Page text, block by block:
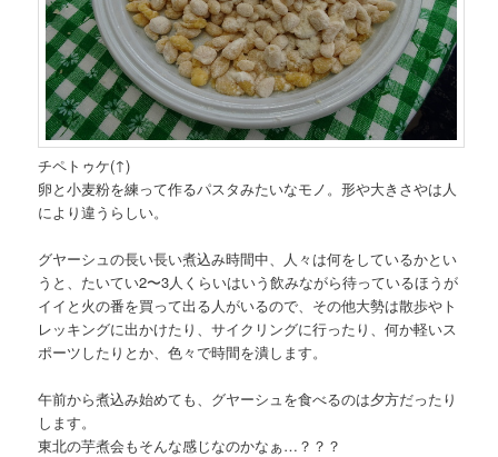
チペトゥケ(↑)
卵と小麦粉を練って作るパスタみたいなモノ。形や大きさやは人
により違うらしい。
グヤーシュの長い長い煮込み時間中、人々は何をしているかとい
うと、たいてい2〜3人くらいはいう飲みながら待っているほうが
イイと火の番を買って出る人がいるので、その他大勢は散歩やト
レッキングに出かけたり、サイクリングに行ったり、何か軽いス
ポーツしたりとか、色々で時間を潰します。
午前から煮込み始めても、グヤーシュを食べるのは夕方だったり
します。
東北の芋煮会もそんな感じなのかなぁ…？？？